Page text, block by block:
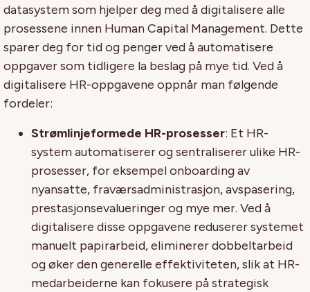
datasystem som hjelper deg med å digitalisere alle
prosessene innen Human Capital Management. Dette
sparer deg for tid og penger ved å automatisere
oppgaver som tidligere la beslag på mye tid. Ved å
digitalisere HR-oppgavene oppnår man følgende
fordeler:
Strømlinjeformede HR-prosesser: Et HR-
system automatiserer og sentraliserer ulike HR-
prosesser, for eksempel onboarding av
nyansatte, fraværsadministrasjon, avspasering,
prestasjonsevalueringer og mye mer. Ved å
digitalisere disse oppgavene reduserer systemet
manuelt papirarbeid, eliminerer dobbeltarbeid
og øker den generelle effektiviteten, slik at HR-
medarbeiderne kan fokusere på strategisk